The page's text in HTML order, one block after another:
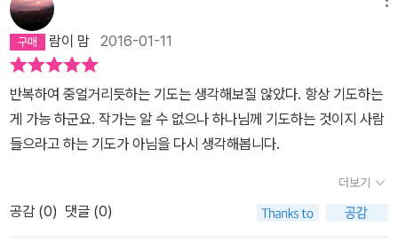
한 구절이 그의 삶을 변화시켰다. 간절함은 그가 팔 한 쪽을 못 쓰게
된 것조차 은혜가 되고, 축복이 되게 한다. 마음이 뭉클해진다. 어떤
서적보다 더 간절히 수행해야 겠다는 열망을 일으킨다. 이 순례자의
곁에서 쉬임 없이 기도하며 걸으면 고요해지고, 간절해지고, 기뻐지
고, 감사해진다. 쉼없는 기도는 모든 수행자가 행해야 할 기본적인 일
임에 틀림이 없다. 화두참선 역시 오매불여(寤寐不如;자나깨나 한
息;스스로 힘써 쉬지 않음), 중용에서는 지성무식(至誠無息; 지극
한 정성은 쉼이 없다)을 강조하지 않았는가. 누구든 스스로 쉼없고 한
결같이 근원을 향한 마음을 쉬지 않을 때 부질없는 희망과 탄식을 가
여 기도하면서 새롭게 영적 눈이 떠지는 과정을 담은 일종의 소설입
니다. 하루의 시작을 기도로 하는 것이 아니라, 일상의 들숨과 날숨을
'예수의 기도'와 함께 하는 이 청년의 열정에 놀랍기만 합니다. 저는
'예수 내 친구, 항상 나와 동행하네'라는 문구로 바꾸어 실천해보려고
합니다.
람이 맘 2016-01-11
반복하여 중얼거리듯하는 기도는 생각해보질 않았다. 항상 기도하는
게 가능 하군요. 작가는 알 수 없으나 하나님께 기도하는 것이지 사람
들으라고 하는 기도가 아님을 다시 생각해봅니다.
더보기
공감 (0) 댓글 (0)